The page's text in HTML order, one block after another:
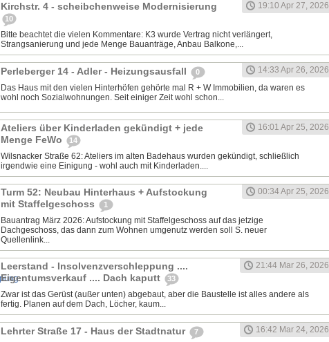
Kirchstr. 4 - scheibchenweise Modernisierung
10
19:10 Apr 27, 2026
Bitte beachtet die vielen Kommentare: K3 wurde Vertrag nicht verlängert,
Strangsanierung und jede Menge Bauanträge, Anbau Balkone,...
Perleberger 14 - Adler - Heizungsausfall 0
14:33 Apr 26, 2026
Das Haus mit den vielen Hinterhöfen gehörte mal R + W Immobilien, da waren es
wohl noch Sozialwohnungen. Seit einiger Zeit wohl schon...
Ateliers über Kinderladen gekündigt + jede
Menge FeWo
14
16:01 Apr 25, 2026
Wilsnacker Straße 62: Ateliers im alten Badehaus wurden gekündigt, schließlich
irgendwie eine Einigung - wohl auch mit Kinderladen....
Turm 52: Neubau Hinterhaus + Aufstockung
mit Staffelgeschoss
1
00:34 Apr 25, 2026
Bauantrag März 2026: Aufstockung mit Staffelgeschoss auf das jetzige
Dachgeschoss, das dann zum Wohnen umgenutz werden soll S. neuer
Quellenlink...
Leerstand - Insolvenzverschleppung ....
Eigentumsverkauf .... Dach kaputt
33
21:44 Mar 26, 2026
Zwar ist das Gerüst (außer unten) abgebaut, aber die Baustelle ist alles andere als
fertig. Planen auf dem Dach, Löcher, kaum...
Lehrter Straße 17 - Haus der Stadtnatur 7
16:42 Mar 24, 2026